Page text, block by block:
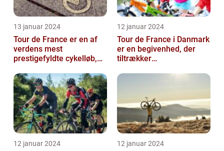
13 januar 2024
Tour de France er en af
verdens mest
prestigefyldte cykelløb,
publikum fra...
12 januar 2024
Tour de France i Danmark
er en begivenhed, der
tiltrækker
sportsfans fra hele ve...
12 januar 2024 12 januar 2024